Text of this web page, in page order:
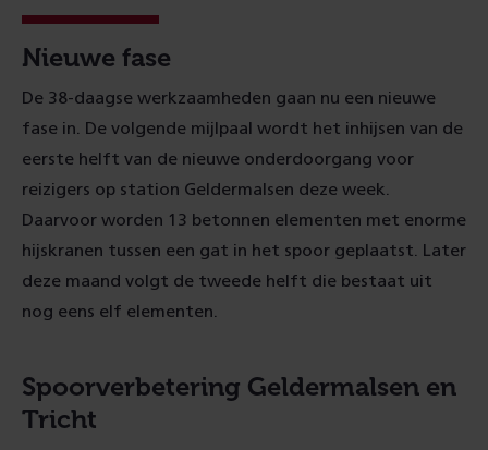
Nieuwe fase
De 38-daagse werkzaamheden gaan nu een nieuwe
fase in. De volgende mijlpaal wordt het inhijsen van de
eerste helft van de nieuwe onderdoorgang voor
reizigers op station Geldermalsen deze week.
Daarvoor worden 13 betonnen elementen met enorme
hijskranen tussen een gat in het spoor geplaatst. Later
deze maand volgt de tweede helft die bestaat uit
nog eens elf elementen.
Spoorverbetering Geldermalsen en
Tricht